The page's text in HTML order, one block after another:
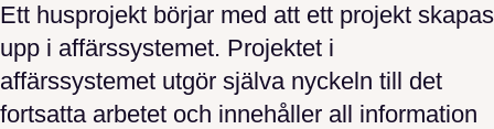
Ett husprojekt börjar med att ett projekt skapas
upp i affärssystemet. Projektet i
affärssystemet utgör själva nyckeln till det
fortsatta arbetet och innehåller all information